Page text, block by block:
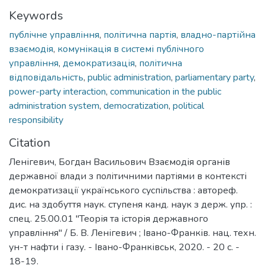
Keywords
публічне управління, політична партія, владно-партійна
взаємодія, комунікація в системі публічного
управління, демократизація, політична
відповідальність, public administration, parliamentary party,
power-party interaction, communication in the public
administration system, democratization, political
responsibility
Citation
Ленігевич, Богдан Васильович Взаємодія органів
державної влади з політичними партіями в контексті
демократизації українського суспільства : автореф.
дис. на здобуття наук. ступеня канд. наук з держ. упр. :
спец. 25.00.01 "Теорія та історія державного
управління" / Б. В. Ленігевич ; Івано-Франків. нац. техн.
ун-т нафти і газу. - Івано-Франківськ, 2020. - 20 с. -
18-19.